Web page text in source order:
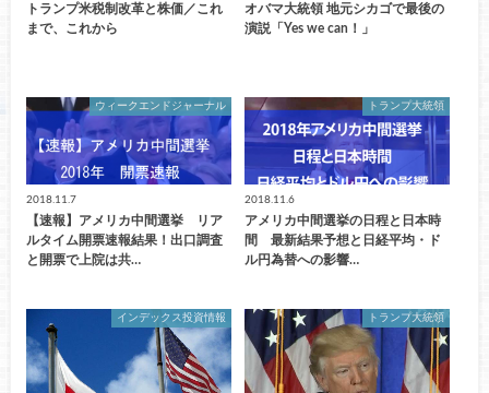
トランプ米税制改革と株価／これ
まで、これから
オバマ大統領 地元シカゴで最後の
演説「Yes we can！」
ウィークエンドジャーナル
2018.11.7
【速報】アメリカ中間選挙 リア
ルタイム開票速報結果！出口調査
と開票で上院は共…
トランプ大統領
2018.11.6
アメリカ中間選挙の日程と日本時
間 最新結果予想と日経平均・ド
ル円為替への影響…
インデックス投資情報 トランプ大統領